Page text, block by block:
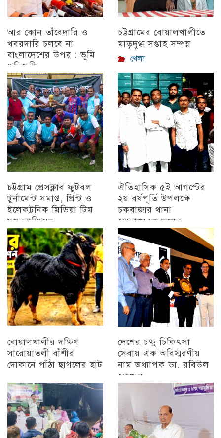
আর কোন তাঁবেদারি ও
খবরদারি চলবে না
বাংলাদেশের উপর : ভূমি
প্রতিমন্ত্রী
চট্টগ্রাম
চট্টগ্রামের বোয়ালখালীতে
মাতৃদুগ্ধ সপ্তাহ সম্পন্ন
খেলা
চট্টগ্রাম প্রেসক্লাব ফুটবল
টুর্নামেন্ট সমাপ্ত, প্রিন্ট ও
ইলেকট্রনিক মিডিয়া টিম
যুগ্ন চ্যাম্পিয়ন
চট্টগ্রাম
ঐতিহাসিক ৫ই আগস্টের
২য় বর্ষপূর্তি উপলক্ষে
চকবাজার থানা
স্বেচ্ছাসেবক দলের
প্রামাণ্যচিত্র প্রদর্শন ও
বিজয় মিছিল
চট্টগ্রাম
বোয়ালখালীর দক্ষিণ
সারোয়াতলী বাঁশীর
দোকানে পাঁঠা ছাগলের হাট
দেশের চক্ষু চিকিৎসা
সেবায় এক অবিস্মরণীয়
নাম অধ্যাপক ডা. রবিউল
হোসেন